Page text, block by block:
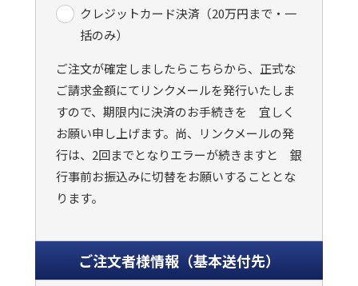
クレジットカード決済（20万円まで・一
括のみ）
ご注文が確定しましたらこちらから、正式な
ご請求金額にてリンクメールを発行いたしま
すので、期限内に決済のお手続きを 宜しく
お願い申し上げます。尚、リンクメールの発
行は、2回までとなりエラーが続きますと 銀
行事前お振込みに切替をお願いすることとな
ります。
ご注文者様情報（基本送付先）